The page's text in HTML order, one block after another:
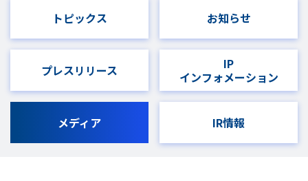
トピックス お知らせ
プレスリリース
IP
インフォメーション
メディア IR情報